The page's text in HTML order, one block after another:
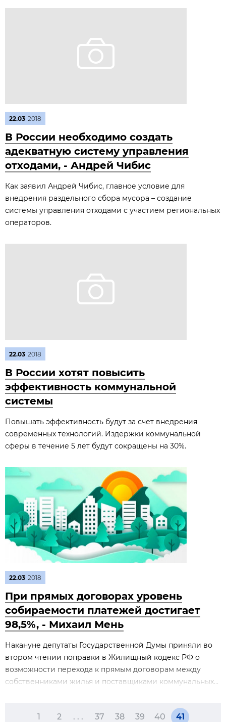
22.03 2018
В России необходимо создать
адекватную систему управления
отходами, - Андрей Чибис
Как заявил Андрей Чибис, главное условие для
внедрения раздельного сбора мусора – создание
системы управления отходами с участием региональных
операторов.
22.03 2018
В России хотят повысить
эффективность коммунальной
системы
Повышать эффективность будут за счет внедрения
современных технологий. Издержки коммунальной
сферы в течение 5 лет будут сокращены на 30%.
22.03 2018
При прямых договорах уровень
собираемости платежей достигает
98,5%, - Михаил Мень
Накануне депутаты Государственной Думы приняли во
втором чтении поправки в Жилищный кодекс РФ о
возможности перехода к прямым договорам между
собственниками жилья и поставщиками коммунальных...
1 2 . . . 37 38 39 40
41